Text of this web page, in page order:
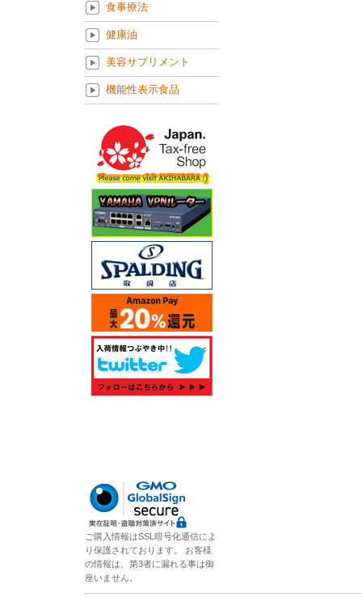
食事療法
健康油
美容サプリメント
機能性表示食品
ご購入情報はSSL暗号化通信によ
り保護されております。 お客様
の情報は、第3者に漏れる事は御
座いません。